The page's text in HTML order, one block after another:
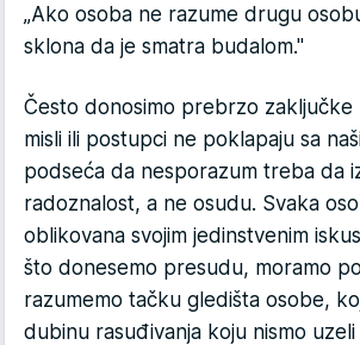
„Ako osoba ne razume drugu
sklona da je smatra budalom."
Često donosimo prebrzo zaključke
misli ili postupci ne poklapaju sa
podseća da nesporazum treba da
radoznalost, a ne osudu. Svaka
oblikovana svojim jedinstvenim
što donesemo presudu, moramo
razumemo tačku gledišta osobe,
dubinu rasuđivanja koju nismo